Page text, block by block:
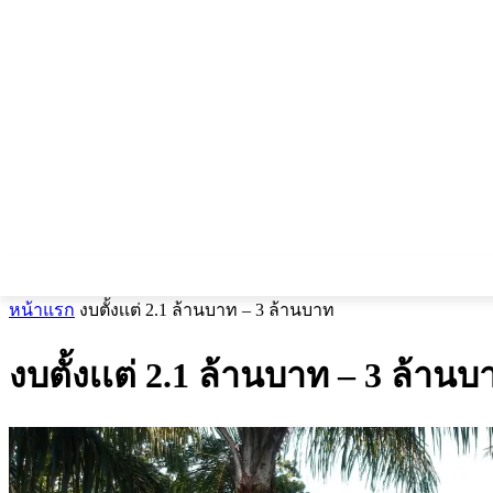
หน้าแรก งบตั้งเเต่ 2.1 ล้านบาท – 3 ล้านบาท
งบตั้งเเต่ 2.1 ล้านบาท – 3 ล้านบ